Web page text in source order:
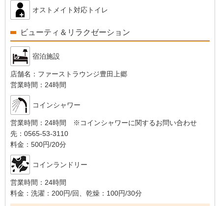
オストメイト対応トイレ
ビューティ＆リラクゼーション
宿泊施設
店舗名： ファーストラウンジ豊田上郷
営業時間： 24時間
コインシャワー
営業時間： 24時間 ※コインシャワーに関するお問い合わせ
先：0565-53-3110
料金： 500円/20分
コインランドリー
営業時間： 24時間
料金： 洗濯：200円/回、乾燥：100円/30分